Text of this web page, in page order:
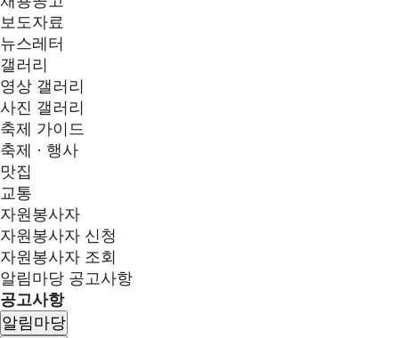
보도자료
뉴스레터
갤러리
영상 갤러리
사진 갤러리
축제 가이드
축제 · 행사
맛집
교통
자원봉사자
자원봉사자 신청
자원봉사자 조회
알림마당 공고사항
공고사항
알림마당